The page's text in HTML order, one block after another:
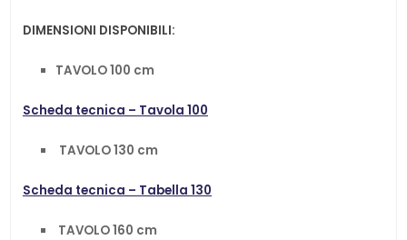
DIMENSIONI DISPONIBILI:
TAVOLO 100 cm
Scheda tecnica – Tavola 100
TAVOLO 130 cm
Scheda tecnica – Tabella 130
TAVOLO 160 cm